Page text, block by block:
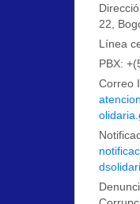
22,
Línea
PBX:
Correo